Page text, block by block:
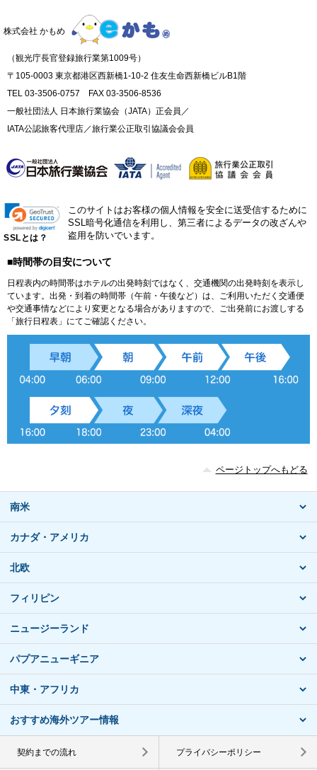
株式会社 かもめ
（観光庁長官登録旅行業第1009号）
〒105-0003 東京都港区西新橋1-10-2 住友生命西新橋ビルB1階
TEL 03-3506-0757 FAX 03-3506-8536
一般社団法人 日本旅行業協会（JATA）正会員／
IATA公認旅客代理店／旅行業公正取引協議会会員
SSLとは？
このサイトはお客様の個人情報を安全に送受信するために
SSL暗号化通信を利用し、第三者によるデータの改ざんや
盗用を防いでいます。
■時間帯の目安について
日程表内の時間帯はホテルの出発時刻ではなく、交通機関の出発時刻を表示し
ています。出発・到着の時間帯（午前・午後など）は、ご利用いただく交通便
や交通事情などにより変更となる場合がありますので、ご出発前にお渡しする
「旅行日程表」にてご確認ください。
ページトップへもどる
南米
カナダ・アメリカ
北欧
フィリピン
ニュージーランド
パプアニューギニア
中東・アフリカ
おすすめ海外ツアー情報
契約までの流れ プライバシーポリシー